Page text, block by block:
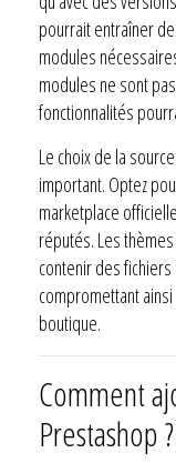
pourrait entraîner
modules
modules ne sont
fonctionnalités
Le choix de la
important. Optez
marketplace
réputés. Les
contenir des
compromettant
boutique.
Comment
Prestashop ?